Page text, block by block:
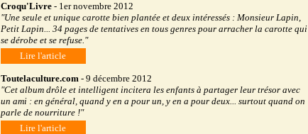
Croqu'Livre- 1er novembre 2012
"Une seule et unique carotte bien plantée et deux intéressés : Monsieur Lapin,
Petit Lapin... 34 pages de tentatives en tous genres pour arracher la carotte qui
se dérobe et se refuse."
Lire l'article
Toutelaculture.com- 9 décembre 2012
"Cet album drôle et intelligent incitera les enfants à partager leur trésor avec
un ami : en général, quand y en a pour un, y en a pour deux... surtout quand on
parle de nourriture !"
Lire l'article